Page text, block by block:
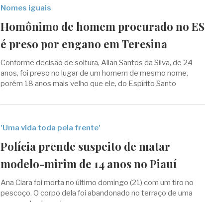
Nomes iguais
Homônimo de homem procurado no ES
é preso por engano em Teresina
Conforme decisão de soltura, Allan Santos da Silva, de 24
anos, foi preso no lugar de um homem de mesmo nome,
porém 18 anos mais velho que ele, do Espírito Santo
'Uma vida toda pela frente'
Polícia prende suspeito de matar
modelo-mirim de 14 anos no Piauí
Ana Clara foi morta no último domingo (21) com um tiro no
pescoço. O corpo dela foi abandonado no terraço de uma